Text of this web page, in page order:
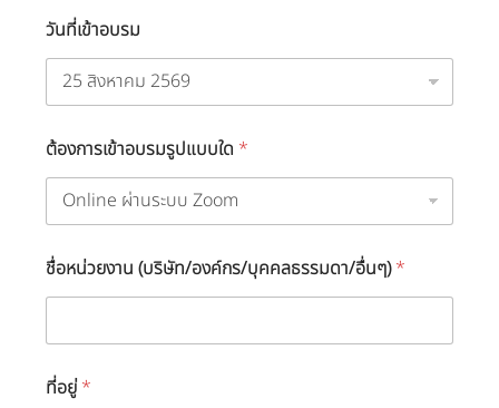
วันที่เข้าอบรม
ต้องการเข้าอบรมรูปแบบใด *
ชื่อหน่วยงาน (บริษัท/องค์กร/บุคคลธรรมดา/อื่นๆ)*
ที่อยู่*